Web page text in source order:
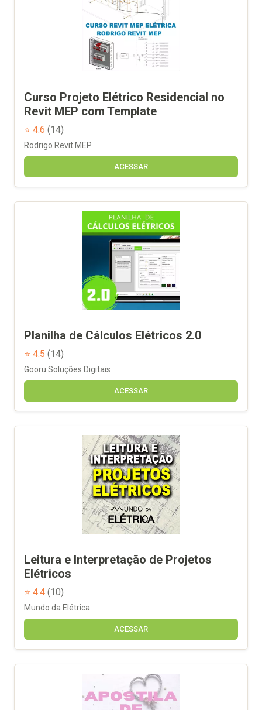
Curso Projeto Elétrico Residencial no
Revit MEP com Template
⭐ 4.6 (14)
Rodrigo Revit MEP
ACESSAR
Planilha de Cálculos Elétricos 2.0
⭐ 4.5 (14)
Gooru Soluções Digitais
ACESSAR
Leitura e Interpretação de Projetos
Elétricos
⭐ 4.4 (10)
Mundo da Elétrica
ACESSAR